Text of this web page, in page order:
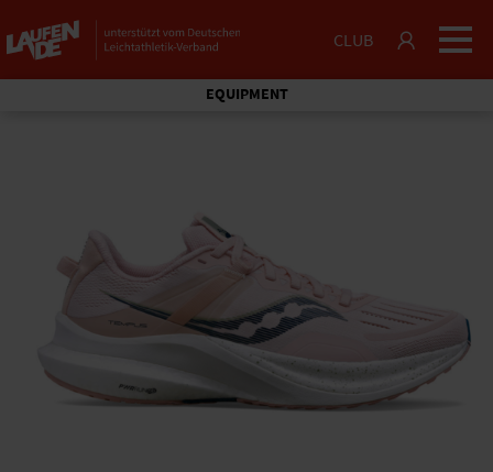
CLUB
EQUIPMENT